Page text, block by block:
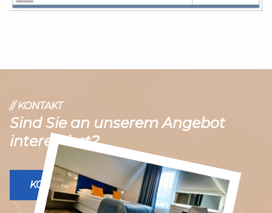
// KONTAKT
Sind Sie an unserem Angebot
interessiert?
KONTAKT